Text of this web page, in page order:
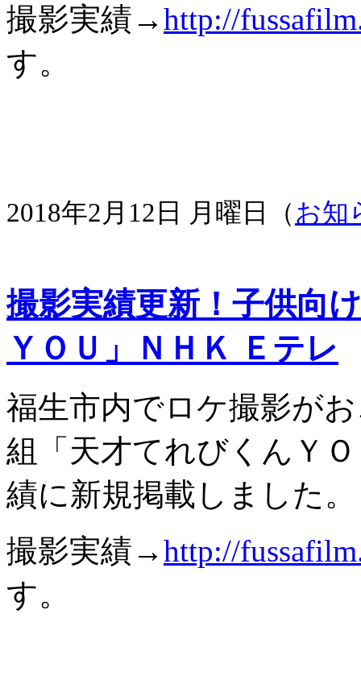
撮影実績→http://
す。
2018年2月12日 月曜日（お知
撮影実績更新！子供向
ＹＯＵ」ＮＨＫ Ｅテレ
福生市内でロケ撮影が
組「天才てれびくんＹ
績に新規掲載しました。
撮影実績→http://
す。